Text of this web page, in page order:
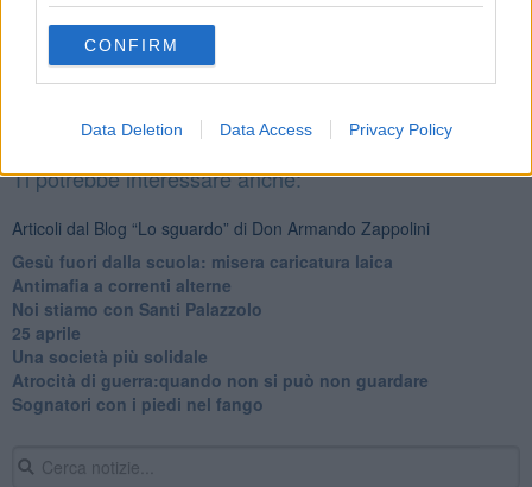
CONFIRM
Data Deletion Data Access Privacy Policy
Se vuoi leggere le notizie principali della Toscana iscriviti alla
Newsletter QUInews - ToscanaMedia.Arriva gratis tutti i giorni
Basta cliccare QUI
Ti potrebbe interessare anche:
Articoli dal Blog “Lo sguardo” di Don Armando Zappolini
Gesù fuori dalla scuola: misera caricatura laica
Antimafia a correnti alterne
Noi stiamo con Santi Palazzolo
25 aprile
​Una società più solidale
​Atrocità di guerra:quando non si può non guardare
​Sognatori con i piedi nel fango